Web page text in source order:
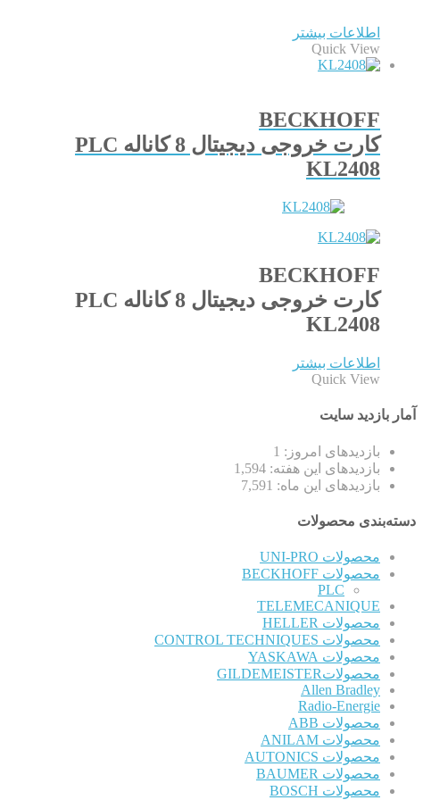
اطلاعات بیشتر
Quick View
BECKHOFF
کارت خروجی دیجیتال 8 کاناله PLC
KL2408
BECKHOFF
کارت خروجی دیجیتال 8 کاناله PLC
KL2408
اطلاعات بیشتر
Quick View
آمار بازدید سایت
بازدیدهای امروز: 1
بازدیدهای این هفته: 1,594
بازدیدهای این ماه: 7,591
دسته‌بندی محصولات
محصولات UNI-PRO
محصولات BECKHOFF
PLC
TELEMECANIQUE
محصولات HELLER
محصولات CONTROL TECHNIQUES
محصولات YASKAWA
محصولاتGILDEMEISTER
Allen Bradley
Radio-Energie
محصولات ABB
محصولات ANILAM
محصولات AUTONICS
محصولات BAUMER
محصولات BOSCH